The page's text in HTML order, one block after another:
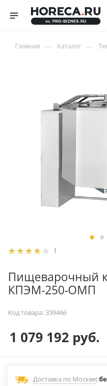
Главная — Каталог —
1
Пищеварочный
КПЭМ-250-ОМП
Код товара:339466
1 079 192 руб.
Доставка по Москве: